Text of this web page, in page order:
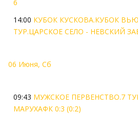
6
14:00 КУБОК КУСКОВА.КУБОК
ТУР.ЦАРСКОЕ СЕЛО - НЕВСКИЙ
06 Июня, Сб
09:43 МУЖСКОЕ ПЕРВЕНСТВО.7
МАРУХАФК 0:3 (0:2)